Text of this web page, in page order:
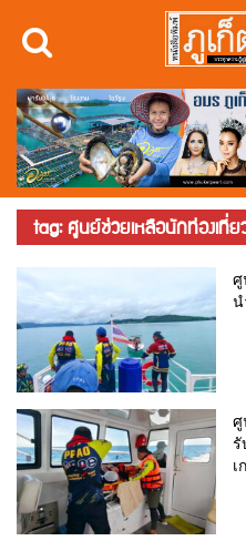
tag: ศูนย์ช่วยเหลือนักท่องเที่
ศู
น
ศู
รั